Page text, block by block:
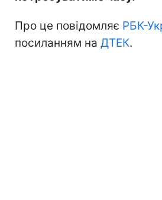
Про це повідомляє РБК-
посиланням на ДТЕК.